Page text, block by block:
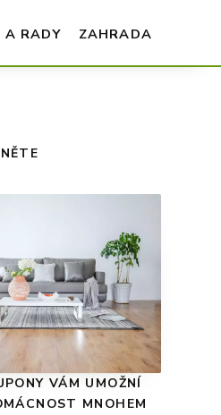
A RADY ZAHRADA
VÁM UMOŽNÍ
MNOHEM